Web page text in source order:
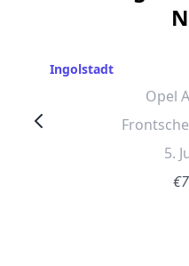
Ingolstadt
Opel
5.